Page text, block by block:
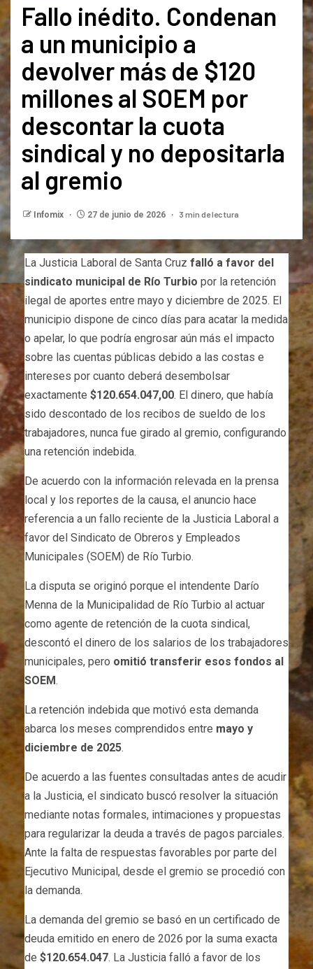
Fallo inédito. Condenan
a un municipio a
devolver más de $120
millones al SOEM por
descontar la cuota
sindical y no depositarla
al gremio
Infomix 27 de junio de 2026 3 min de lectura
La Justicia Laboral de Santa Cruz falló a favor del
sindicato municipal de Río Turbio por la retención
ilegal de aportes entre mayo y diciembre de 2025. El
municipio dispone de cinco días para acatar la medida
o apelar, lo que podría engrosar aún más el impacto
sobre las cuentas públicas debido a las costas e
intereses por cuanto deberá desembolsar
exactamente $120.654.047,00. El dinero, que había
sido descontado de los recibos de sueldo de los
trabajadores, nunca fue girado al gremio, configurando
una retención indebida.
De acuerdo con la información relevada en la prensa
local y los reportes de la causa, el anuncio hace
referencia a un fallo reciente de la Justicia Laboral a
favor del Sindicato de Obreros y Empleados
Municipales (SOEM) de Río Turbio.
La disputa se originó porque el intendente Darío
Menna de la Municipalidad de Río Turbio al actuar
como agente de retención de la cuota sindical,
descontó el dinero de los salarios de los trabajadores
municipales, pero omitió transferir esos fondos al
SOEM.
La retención indebida que motivó esta demanda
abarca los meses comprendidos entre mayo y
diciembre de 2025.
De acuerdo a las fuentes consultadas antes de acudir
a la Justicia, el sindicato buscó resolver la situación
mediante notas formales, intimaciones y propuestas
para regularizar la deuda a través de pagos parciales.
Ante la falta de respuestas favorables por parte del
Ejecutivo Municipal, desde el gremio se procedió con
la demanda.
La demanda del gremio se basó en un certificado de
deuda emitido en enero de 2026 por la suma exacta
de $120.654.047. La Justicia falló a favor de los